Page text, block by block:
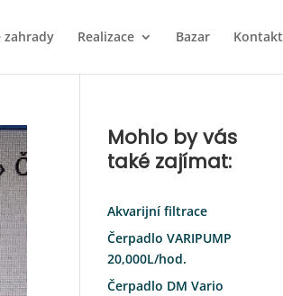
zahrady Realizace Bazar Kontakt
Mohlo by vás
také zajímat:
Akvarijní filtrace
Čerpadlo VARIPUMP
20,000L/hod.
Čerpadlo DM Vario